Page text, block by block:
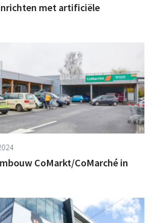
met artificiële
CoMarkt/CoMarché in